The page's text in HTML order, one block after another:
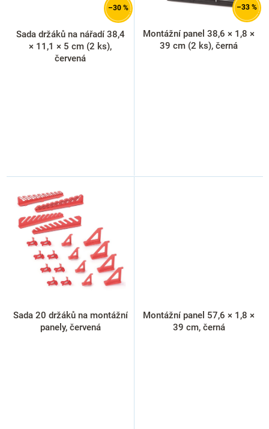
–30 %
Sada držáků na nářadí 38,4
× 11,1 × 5 cm (2 ks),
červená
–33 %
Montážní panel 38,6 × 1,8 ×
39 cm (2 ks), černá
Sada 20 držáků na montážní
panely, červená
Montážní panel 57,6 × 1,8 ×
39 cm, černá